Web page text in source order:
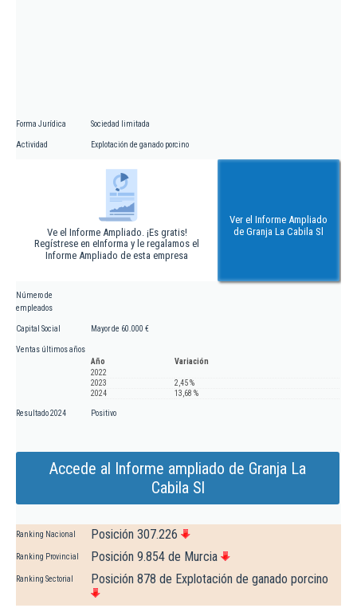
Forma Jurídica Sociedad limitada
Actividad Explotación de ganado porcino
Ve el Informe Ampliado. ¡Es gratis!
Regístrese en eInforma y le regalamos el
Informe Ampliado de esta empresa
Ver el Informe Ampliado
de Granja La Cabila Sl
Número de
empleados
Capital Social Mayor de 60.000 €
Ventas últimos años
Año
Variación
2022
2023
2,45 %
2024
13,68 %
Resultado 2024 Positivo
Accede al Informe ampliado de Granja La
Cabila Sl
Ranking Nacional Posición 307.226
Ranking Provincial Posición 9.854 de Murcia
Ranking Sectorial Posición 878 de Explotación de ganado porcino